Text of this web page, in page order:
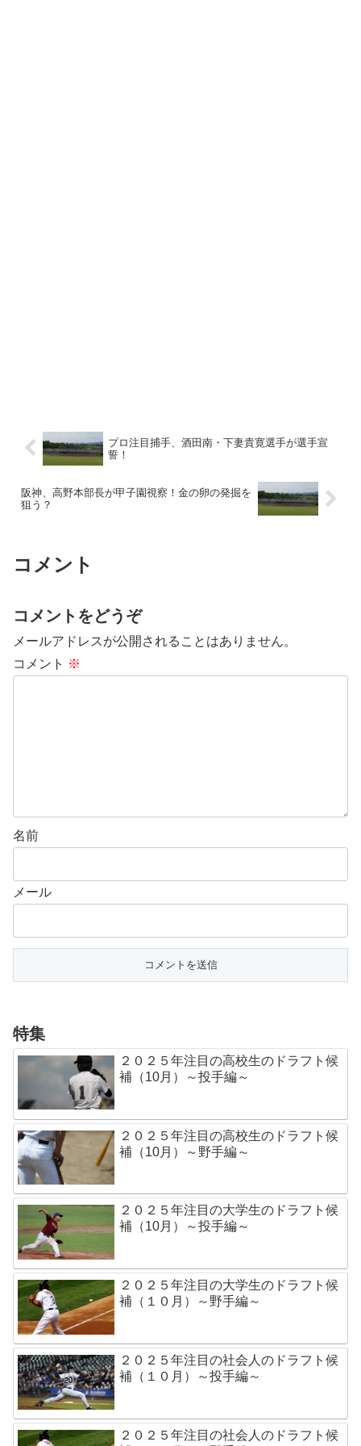
プロ注目捕手、酒田南・下妻貴寛選手が選手宣
誓！
阪神、高野本部長が甲子園視察！金の卵の発掘を
狙う？
コメント
コメントをどうぞ
メールアドレスが公開されることはありません。
コメント ※
名前
メール
特集
２０２５年注目の高校生のドラフト候
補（10月）～投手編～
２０２５年注目の高校生のドラフト候
補（10月）～野手編～
２０２５年注目の大学生のドラフト候
補（10月）～投手編～
２０２５年注目の大学生のドラフト候
補（１０月）～野手編～
２０２５年注目の社会人のドラフト候
補（１０月）～投手編～
２０２５年注目の社会人のドラフト候